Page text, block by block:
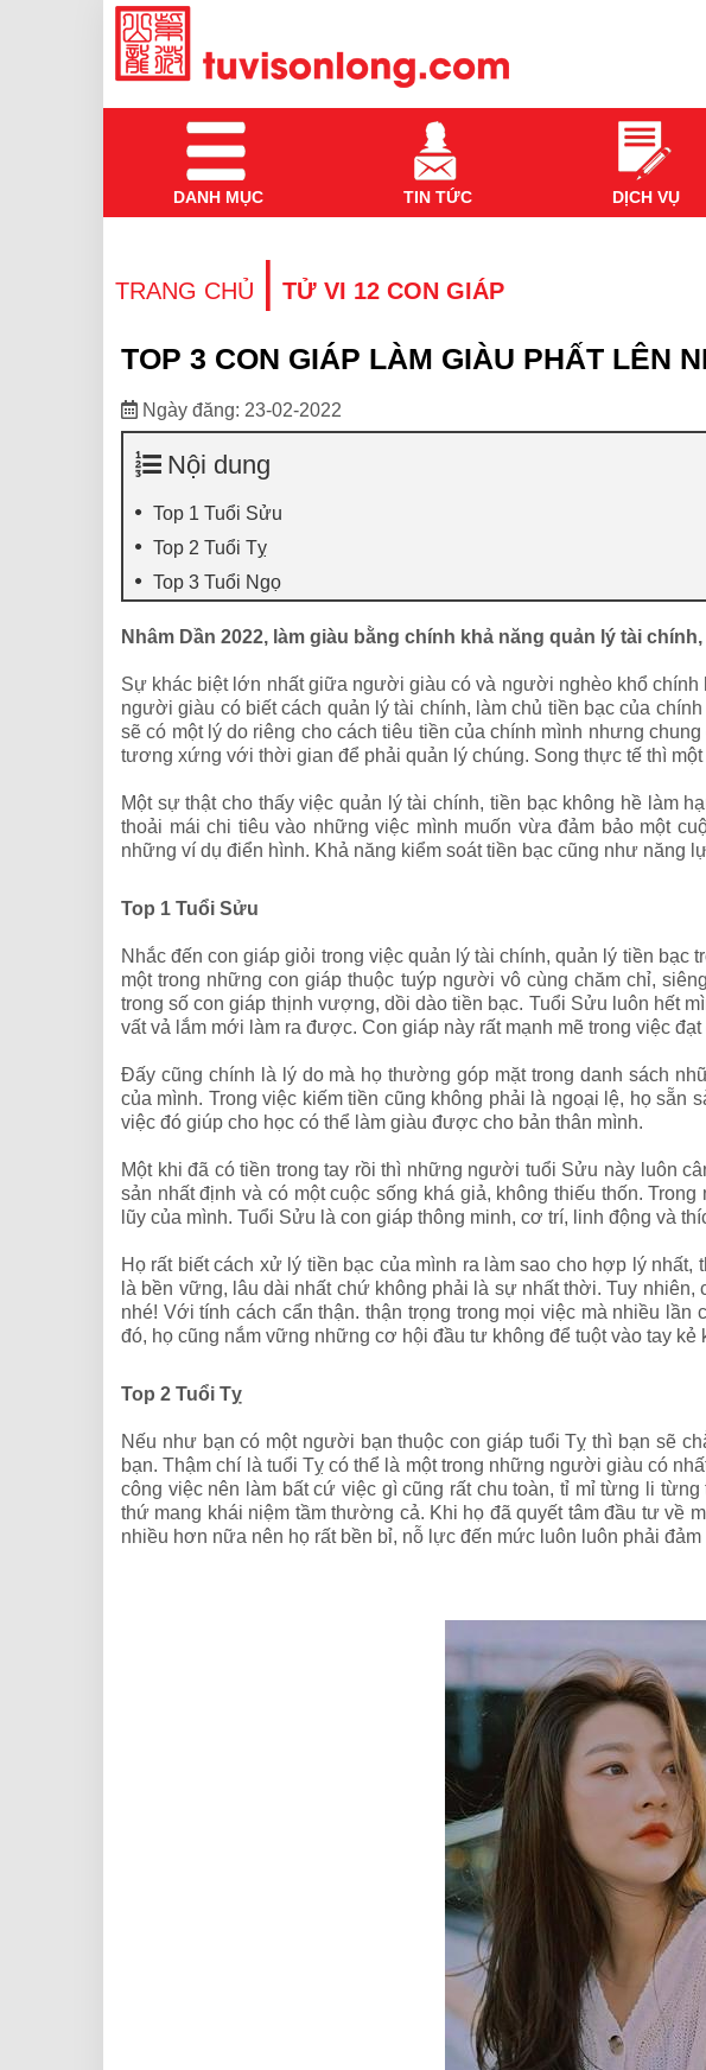
DANH MỤC TIN TỨC DỊCH VỤ
TRANG CHỦ | TỬ VI 12 CON GIÁP
TOP 3 CON GIÁP LÀM GIÀU PHẤT LÊN
Ngày đăng: 23-02-2022
Nội dung
Top 1 Tuổi Sửu
Top 2 Tuổi Tỵ
Top 3 Tuổi Ngọ
Nhâm Dần 2022, làm giàu bằng chính khả năng quản lý tài
Sự khác biệt lớn nhất giữa người giàu có và người nghèo khổ
người giàu có biết cách quản lý tài chính, làm chủ tiền bạc của
sẽ có một lý do riêng cho cách tiêu tiền của chính mình nhưng
tương xứng với thời gian để phải quản lý chúng. Song thực tế thì
Một sự thật cho thấy việc quản lý tài chính, tiền bạc không hề làm
thoải mái chi tiêu vào những việc mình muốn vừa đảm bảo một
những ví dụ điển hình. Khả năng kiểm soát tiền bạc cũng như năng
Top 1 Tuổi Sửu
Nhắc đến con giáp giỏi trong việc quản lý tài chính, quản lý tiền
một trong những con giáp thuộc tuýp người vô cùng chăm chỉ,
trong số con giáp thịnh vượng, dồi dào tiền bạc. Tuổi Sửu luôn hết
vất vả lắm mới làm ra được. Con giáp này rất mạnh mẽ trong việc
Đấy cũng chính là lý do mà họ thường góp mặt trong danh sách
của mình. Trong việc kiếm tiền cũng không phải là ngoại lệ, họ
việc đó giúp cho học có thể làm giàu được cho bản thân mình.
Một khi đã có tiền trong tay rồi thì những người tuổi Sửu này luôn
sản nhất định và có một cuộc sống khá giả, không thiếu thốn.
lũy của mình. Tuổi Sửu là con giáp thông minh, cơ trí, linh động và
Họ rất biết cách xử lý tiền bạc của mình ra làm sao cho hợp lý
là bền vững, lâu dài nhất chứ không phải là sự nhất thời. Tuy
nhé! Với tính cách cẩn thận. thận trọng trong mọi việc mà nhiều
đó, họ cũng nắm vững những cơ hội đầu tư không để tuột vào tay kẻ
Top 2 Tuổi Tỵ
Nếu như bạn có một người bạn thuộc con giáp tuổi Tỵ thì bạn sẽ
bạn. Thậm chí là tuổi Tỵ có thể là một trong những người giàu có
công việc nên làm bất cứ việc gì cũng rất chu toàn, tỉ mỉ từng li
thứ mang khái niệm tầm thường cả. Khi họ đã quyết tâm đầu tư về
nhiều hơn nữa nên họ rất bền bỉ, nỗ lực đến mức luôn luôn phải